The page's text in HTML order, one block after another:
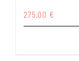
275,00 €